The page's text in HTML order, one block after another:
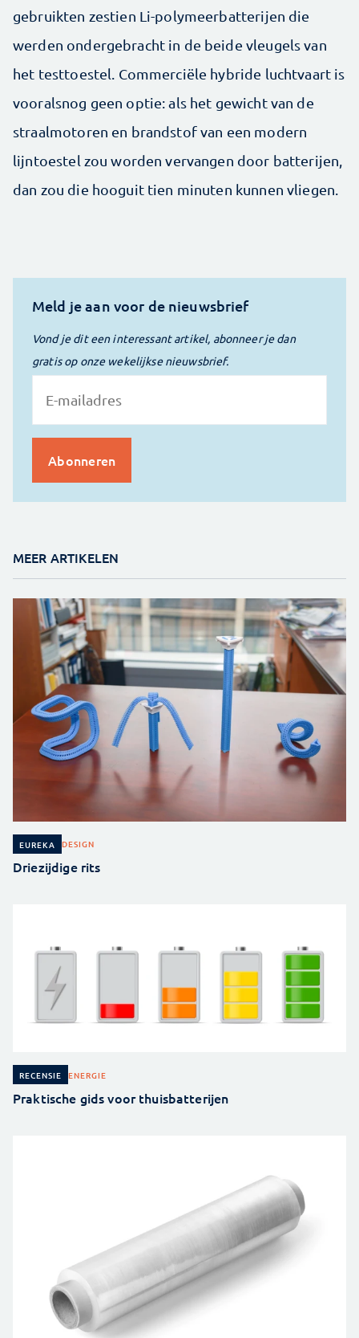
gebruikten zestien Li-polymeerbatterijen die
werden ondergebracht in de beide vleugels van
het testtoestel. Commerciële hybride luchtvaart is
vooralsnog geen optie: als het gewicht van de
straalmotoren en brandstof van een modern
lijntoestel zou worden vervangen door batterijen,
dan zou die hooguit tien minuten kunnen vliegen.
Meld je aan voor de nieuwsbrief
Vond je dit een interessant artikel, abonneer je dan
gratis op onze wekelijkse nieuwsbrief.
MEER ARTIKELEN
EUREKA DESIGN
Driezijdige rits
RECENSIE ENERGIE
Praktische gids voor thuisbatterijen